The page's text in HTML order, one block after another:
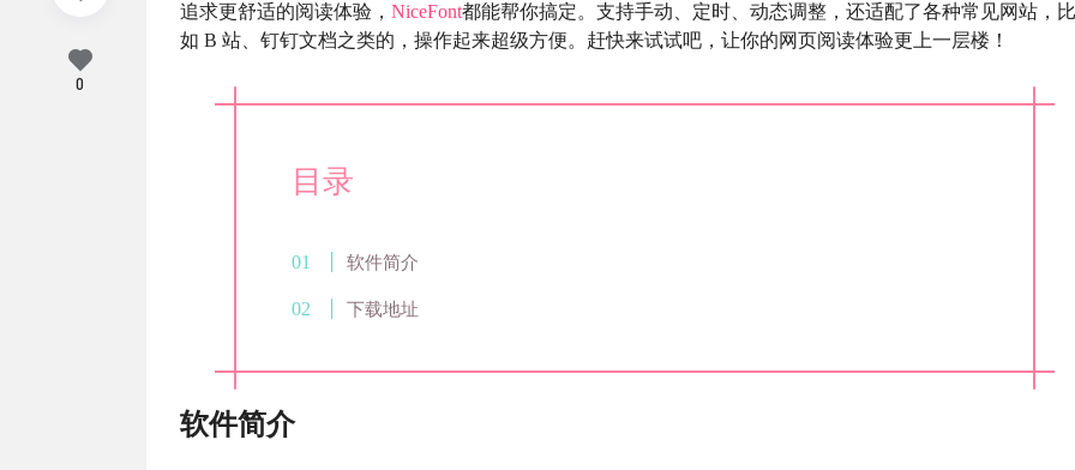
追求更舒适的阅读体验， NiceFont都能帮你搞定。支持手动、定时、动态调整，还适配了各种常见网站，比
如 B 站、钉钉文档之类的，操作起来超级方便。赶快来试试吧，让你的网页阅读体验更上一层楼！
目录
软件简介
下载地址
软件简介
0